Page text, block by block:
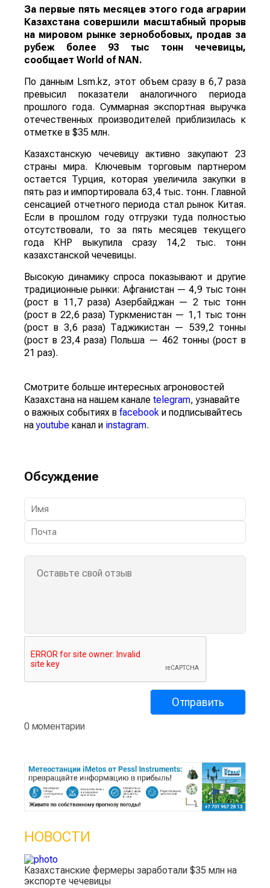
За первые пять месяцев этого года аграрии
Казахстана совершили масштабный прорыв
на мировом рынке зернобобовых, продав за
рубеж более 93 тыс тонн чечевицы,
сообщает World of NAN .
По данным Lsm.kz, этот объем сразу в 6,7 раза
превысил показатели аналогичного периода
прошлого года. Суммарная экспортная выручка
отечественных производителей приблизилась к
отметке в $35 млн.
Казахстанскую чечевицу активно закупают 23
страны мира. Ключевым торговым партнером
остается Турция, которая увеличила закупки в
пять раз и импортировала 63,4 тыс. тонн. Главной
сенсацией отчетного периода стал рынок Китая.
Если в прошлом году отгрузки туда полностью
отсутствовали, то за пять месяцев текущего
года КНР выкупила сразу 14,2 тыс. тонн
казахстанской чечевицы.
Высокую динамику спроса показывают и другие
традиционные рынки: Афганистан — 4,9 тыс тонн
(рост в 11,7 раза) Азербайджан — 2 тыс тонн
(рост в 22,6 раза) Туркменистан — 1,1 тыс тонн
(рост в 3,6 раза) Таджикистан — 539,2 тонны
(рост в 23,4 раза) Польша — 462 тонны (рост в
21 раз).
Смотрите больше интересных агроновостей
Казахстана на нашем канале telegram, узнавайте
о важных событиях в facebook и подписывайтесь
наyoutube канал и instagram.
Обсуждение
0 моментарии
НОВОСТИ
Казахстанские фермеры заработали $35 млн на
экспорте чечевицы